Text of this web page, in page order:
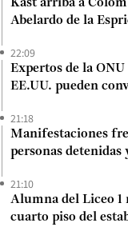
Kast arriba a
Abelardo de la
22:09
Expertos de la
EE.UU. pueden
21:18
Manifestaciones
personas detenidas
21:10
Alumna del Liceo 1
cuarto piso del